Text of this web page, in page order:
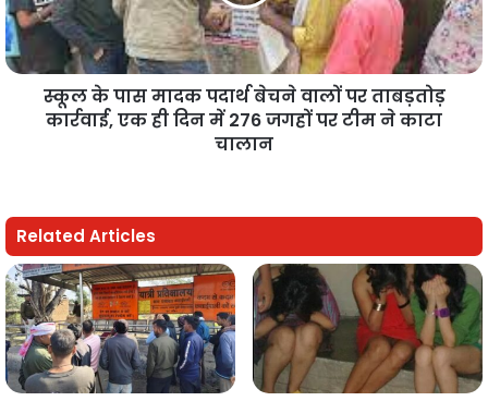
स्कूल के पास मादक पदार्थ बेचने वालों पर ताबड़तोड़
कार्रवाई, एक ही दिन में 276 जगहों पर टीम ने काटा
चालान
Related Articles